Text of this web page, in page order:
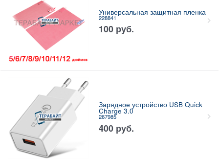
Универсальная защитная пленка
228841
100 руб.
Зарядное устройство USB Quick
Charge 3.0
267985
400 руб.